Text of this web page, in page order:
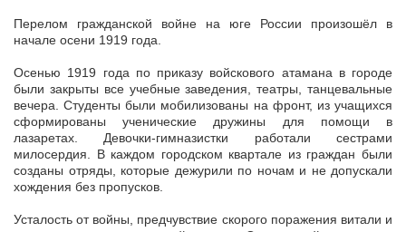
Перелом гражданской войне на юге России произошёл в
начале осени 1919 года.
Осенью 1919 года по приказу войскового атамана в городе
были закрыты все учебные заведения, театры, танцевальные
вечера. Студенты были мобилизованы на фронт, из учащихся
сформированы ученические дружины для помощи в
лазаретах. Девочки-гимназистки работали сестрами
милосердия. В каждом городском квартале из граждан были
созданы отряды, которые дежурили по ночам и не допускали
хождения без пропусков.
Усталость от войны, предчувствие скорого поражения витали и